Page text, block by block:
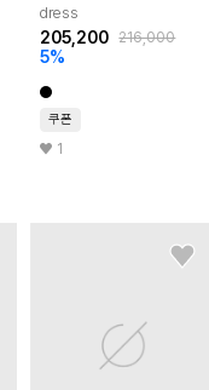
dress
205,200 216,000
5%
쿠폰
1